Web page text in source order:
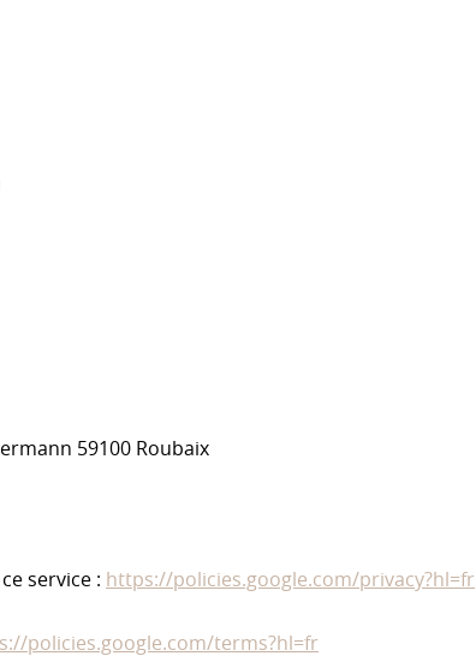
59100 Roubaix
service : https://policies.google.com/privacy?hl=fr
policies.google.com/terms?hl=fr